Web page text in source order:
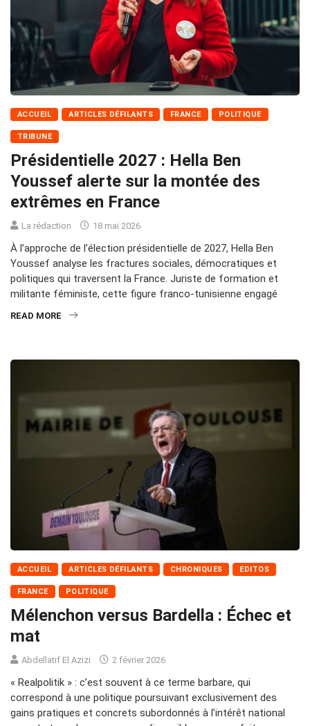
ACCUEIL ARTICLES DÉFILANTS FRANCE POLITIQUE
TRIBUNE
Présidentielle 2027 : Hella Ben
Youssef alerte sur la montée des
extrêmes en France
La rédaction 18 mai 2026
À l’approche de l’élection présidentielle de 2027, Hella Ben
Youssef analyse les fractures sociales, démocratiques et
politiques qui traversent la France. Juriste de formation et
militante féministe, cette figure franco‑tunisienne engagé
READ MORE
ACCUEIL ARTICLES DÉFILANTS CHRONIQUES EDITOS
FRANCE POLITIQUE
Mélenchon versus Bardella : Échec et
mat
Abdellatif El Azizi 2 février 2026
« Realpolitik » : c’est souvent à ce terme barbare, qui
correspond à une politique poursuivant exclusivement des
gains pratiques et concrets subordonnés à l’intérêt national